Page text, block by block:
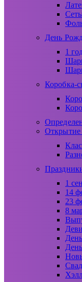
День
1
Коробка-
Открытие
1
14
23
8